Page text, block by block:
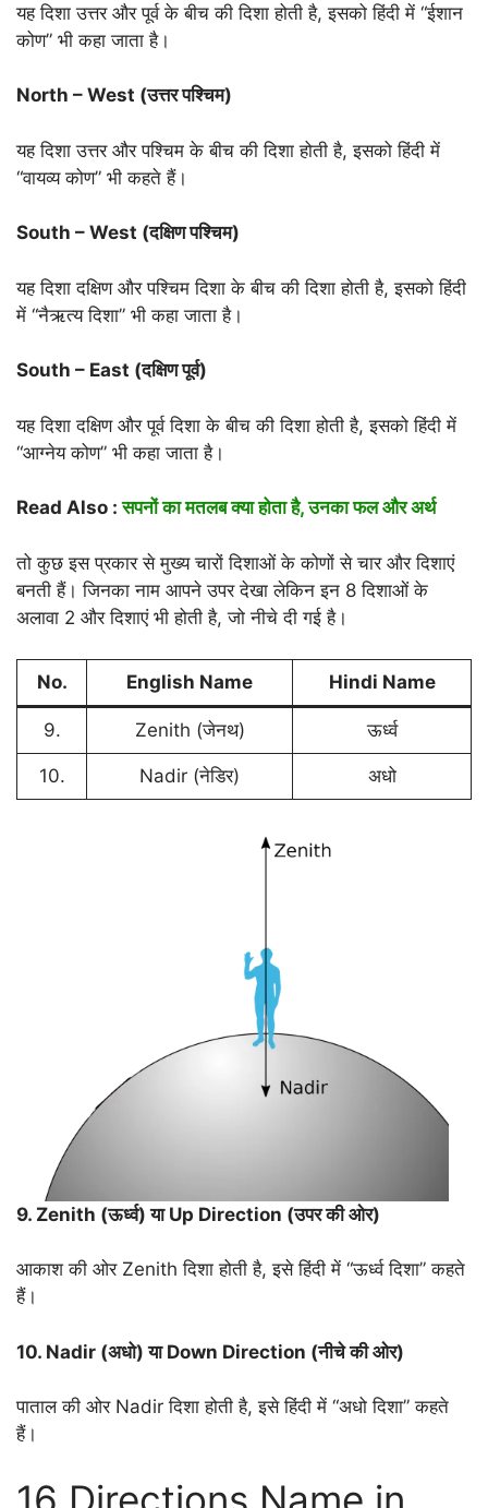
यह दिशा उत्तर और पूर्व के बीच की दिशा होती है, इसको हिंदी में “ईशान
कोण” भी कहा जाता है।
North – West (उत्तर पश्चिम)
यह दिशा उत्तर और पश्चिम के बीच की दिशा होती है, इसको हिंदी में
“वायव्य कोण” भी कहते हैं।
South – West (दक्षिण पश्चिम)
यह दिशा दक्षिण और पश्चिम दिशा के बीच की दिशा होती है, इसको हिंदी
में “नैऋत्य दिशा” भी कहा जाता है।
South – East (दक्षिण पूर्व)
यह दिशा दक्षिण और पूर्व दिशा के बीच की दिशा होती है, इसको हिंदी में
“आग्नेय कोण” भी कहा जाता है।
Read Also :सपनों का मतलब क्या होता है, उनका फल और अर्थ
तो कुछ इस प्रकार से मुख्य चारों दिशाओं के कोणों से चार और दिशाएं
बनती हैं। जिनका नाम आपने उपर देखा लेकिन इन 8 दिशाओं के
अलावा 2 और दिशाएं भी होती है, जो नीचे दी गई है।
No. English Name Hindi Name
9. Zenith (जेनथ) ऊर्ध्व
10. Nadir (नेडिर) अधो
9. Zenith (ऊर्ध्व) या Up Direction (उपर की ओर)
आकाश की ओर Zenith दिशा होती है, इसे हिंदी में “ऊर्ध्व दिशा” कहते
हैं।
10. Nadir (अधो) या Down Direction (नीचे की ओर)
पाताल की ओर Nadir दिशा होती है, इसे हिंदी में “अधो दिशा” कहते
हैं।